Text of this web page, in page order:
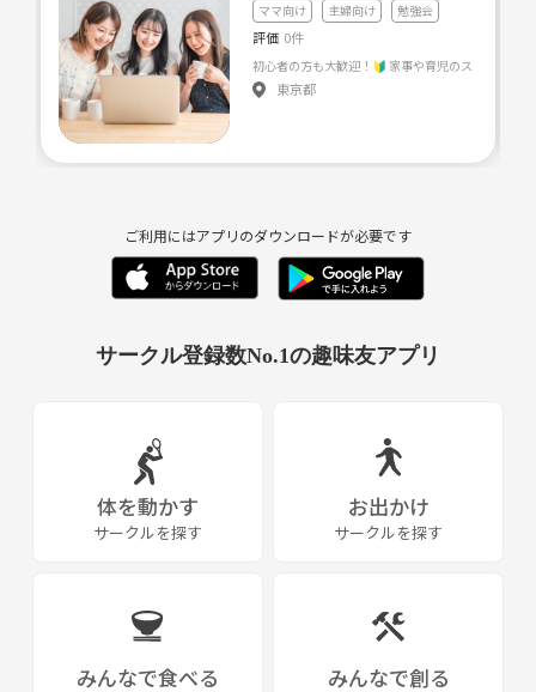
ママ向け 主婦向け 勉強会
評価 0件
東京都
ご利用にはアプリのダウンロードが必要です
サークル登録数No.1の趣味友アプリ
体を動かす
サークルを探す
お出かけ
サークルを探す
みんなで食べる みんなで創る